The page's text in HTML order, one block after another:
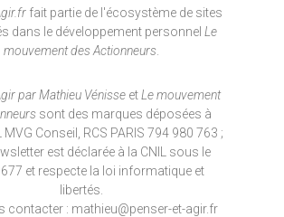
fait partie de l'écosystème de sites
dans le développement personnelLe
mouvement des Actionneurs.
par Mathieu Vénisse et Le mouvement
sont des marques déposées à
MVG Conseil, RCS PARIS 794 980 763 ;
est déclarée à la CNIL sous le
et respecte la loi informatique et
libertés.
contacter : mathieu@penser-et-agir.fr